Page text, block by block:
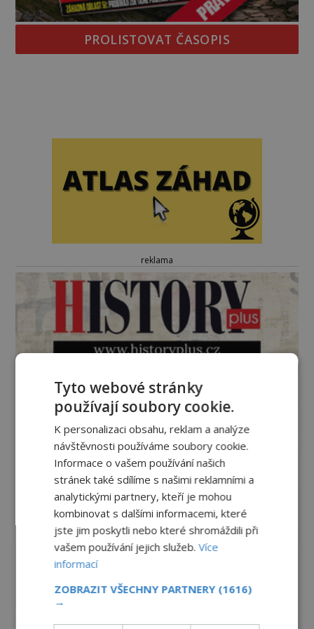
PROLISTOVAT ČASOPIS
reklama
Tyto webové stránky
používají soubory cookie.
K personalizaci obsahu, reklam a analýze
návštěvnosti používáme soubory cookie.
Informace o vašem používání našich
stránek také sdílíme s našimi reklamními a
analytickými partnery, kteří je mohou
kombinovat s dalšími informacemi, které
jste jim poskytli nebo které shromáždili při
vašem používání jejich služeb.Více
informací
ZOBRAZIT VŠECHNY PARTNERY (1616)
→